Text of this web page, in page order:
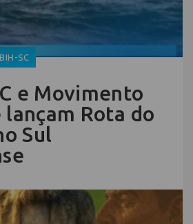
SC
e Movimento
lançam Rota do
Sul